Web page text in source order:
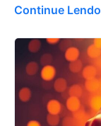
Continue Lendo